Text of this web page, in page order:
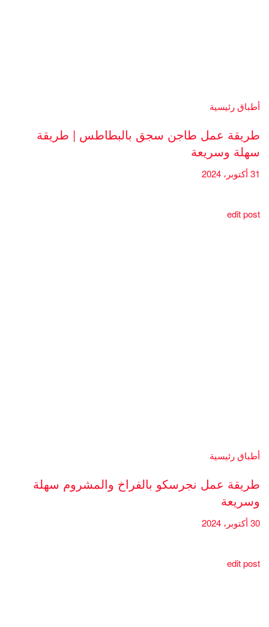
أطباق رئيسية
طريقة عمل طاجن سجق بالبطاطس | طريقة
سهلة وسريعة
31 أكتوبر، 2024
edit post
أطباق رئيسية
طريقة عمل نجرسكو بالفراخ والمشروم سهلة
وسريعة
30 أكتوبر، 2024
edit post